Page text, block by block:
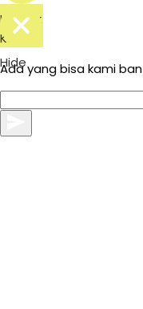
Kontak
Kami
Hide
Ada yang bisa kami